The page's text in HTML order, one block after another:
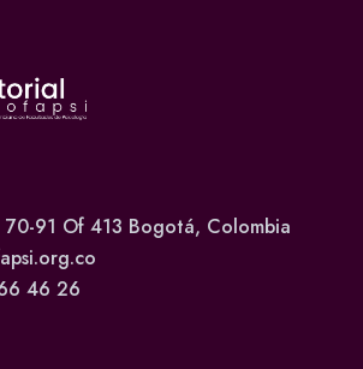
91 Of 413 Bogotá, Colombia
46 26